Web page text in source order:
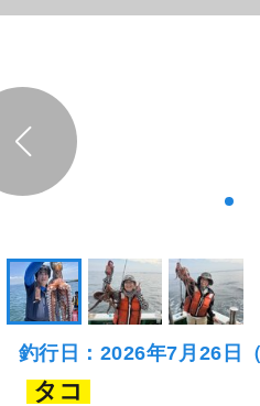
釣行日：2026年7月26日
タコ